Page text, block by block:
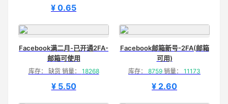
¥ 0.65
Facebook满二月-已开通2FA-
邮箱可使用
库存： 缺货 销量： 18268
¥ 5.50
Facebook邮箱新号-2FA(邮箱
可用)
库存： 8759 销量： 11173
¥ 2.60